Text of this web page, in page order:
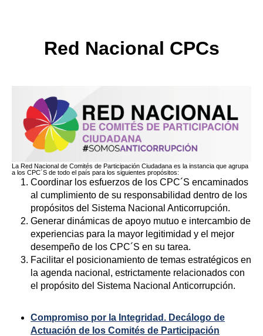
Red Nacional CPCs
La Red Nacional de Comités de Participación Ciudadana es la instancia que agrupa
a los CPC´S de todo el país para los siguientes propósitos:
Coordinar los esfuerzos de los CPC´S encaminados
al cumplimiento de su responsabilidad dentro de los
propósitos del Sistema Nacional Anticorrupción.
Generar dinámicas de apoyo mutuo e intercambio de
experiencias para la mayor legitimidad y el mejor
desempeño de los CPC´S en su tarea.
Facilitar el posicionamiento de temas estratégicos en
la agenda nacional, estrictamente relacionados con
el propósito del Sistema Nacional Anticorrupción.
Compromiso por la Integridad. Decálogo de
Actuación de los Comités de Participación